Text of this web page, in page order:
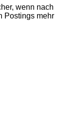
wenn nach
Postings mehr